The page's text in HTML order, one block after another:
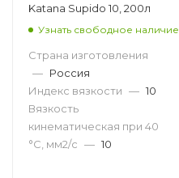
Katana Supido 10, 200л
Узнать свободное наличие
Страна изготовления
— Россия
Индекс вязкости — 10
Вязкость
кинематическая при 40
°С, мм2/с — 10